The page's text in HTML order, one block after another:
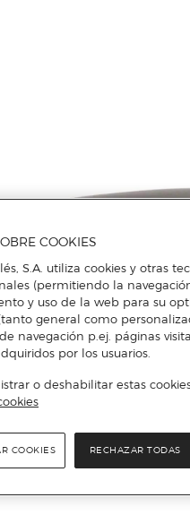
COOKIES
S.A. utiliza cookies y otras
(permitiendo la
y uso de la web para su
general como
navegación p.ej. páginas
por los usuarios.
o deshabilitar estas
RECHAZAR TODAS
COOKIES